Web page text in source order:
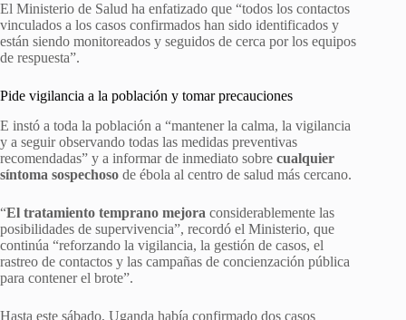
El Ministerio de Salud ha enfatizado que “todos los contactos
vinculados a los casos confirmados han sido identificados y
están siendo monitoreados y seguidos de cerca por los equipos
de respuesta”.
Pide vigilancia a la población y tomar precauciones
E instó a toda la población a “mantener la calma, la vigilancia
y a seguir observando todas las medidas preventivas
recomendadas” y a informar de inmediato sobre cualquier
síntoma sospechoso de ébola al centro de salud más cercano.
“El tratamiento temprano mejora considerablemente las
posibilidades de supervivencia”, recordó el Ministerio, que
continúa “reforzando la vigilancia, la gestión de casos, el
rastreo de contactos y las campañas de concienzación pública
para contener el brote”.
Hasta este sábado, Uganda había confirmado dos casos